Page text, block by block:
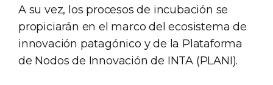
A su vez, los procesos de incubación se
propiciarán en el marco del ecosistema de
innovación patagónico y de la Plataforma
de Nodos de Innovación de INTA (PLANI).